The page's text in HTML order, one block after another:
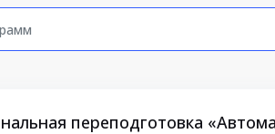
переподготовка